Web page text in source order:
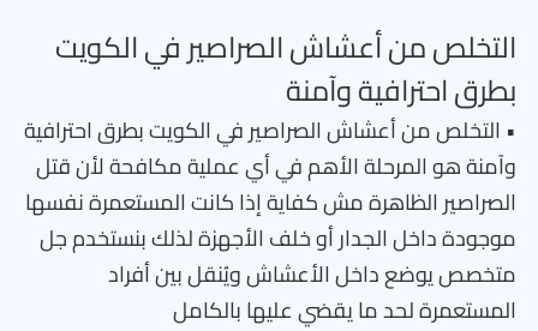
التخلص من أعشاش الصراصير في الكويت
بطرق احترافية وآمنة
• التخلص من أعشاش الصراصير في الكويت بطرق احترافية
وآمنة هو المرحلة الأهم في أي عملية مكافحة لأن قتل
الصراصير الظاهرة مش كفاية إذا كانت المستعمرة نفسها
موجودة داخل الجدار أو خلف الأجهزة لذلك بنستخدم جل
متخصص يوضع داخل الأعشاش ويُنقل بين أفراد
المستعمرة لحد ما يقضي عليها بالكامل